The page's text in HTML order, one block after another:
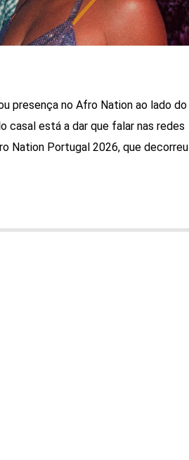
presença no Afro Nation ao lado do
casal está a dar que falar nas redes
Nation Portugal 2026, que decorreu